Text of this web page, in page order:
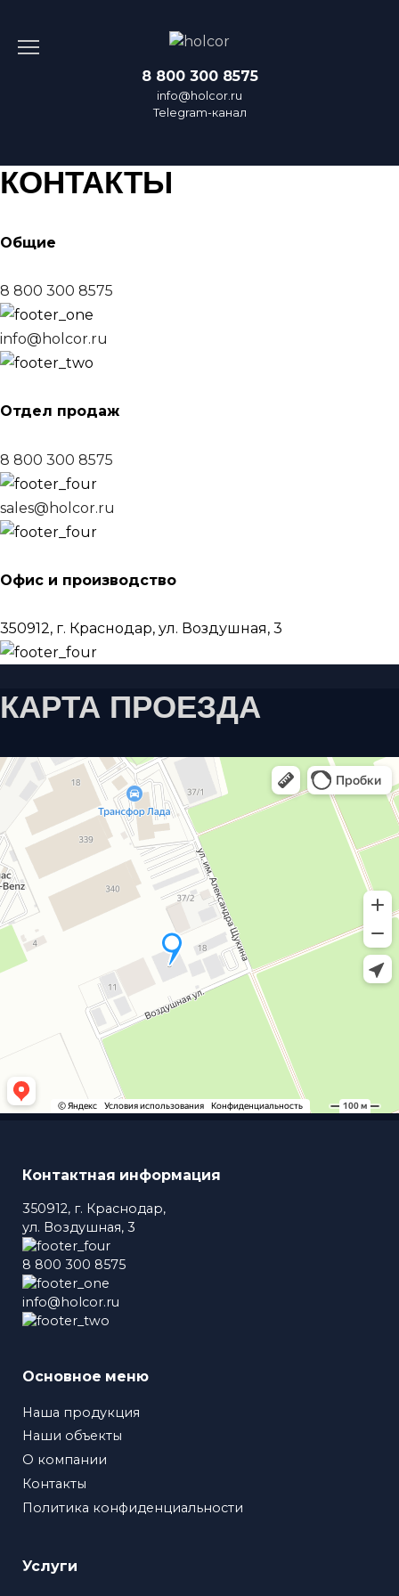
содержанию
8 800 300 8575
info@holcor.ru
Telegram-канал
КОНТАКТЫ
Общие
8 800 300 8575
info@holcor.ru
Отдел продаж
8 800 300 8575
sales@holcor.ru
Офис и производство
350912, г. Краснодар, ул. Воздушная, 3
КАРТА ПРОЕЗДА
Контактная информация
350912, г. Краснодар,
ул. Воздушная, 3
8 800 300 8575
info@holcor.ru
Основное меню
Наша продукция
Наши объекты
О компании
Контакты
Политика конфиденциальности
Услуги